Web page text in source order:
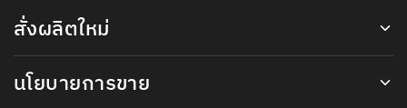
สั่งผลิตใหม่
นโยบายการขาย